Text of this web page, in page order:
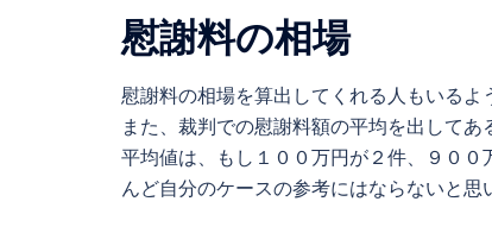
慰謝料の相場
慰謝料の相場を算出してくれる人もいるよ
また、裁判での慰謝料額の平均を出してあ
平均値は、もし１００万円が２件、９０
んど自分のケースの参考にはならないと思